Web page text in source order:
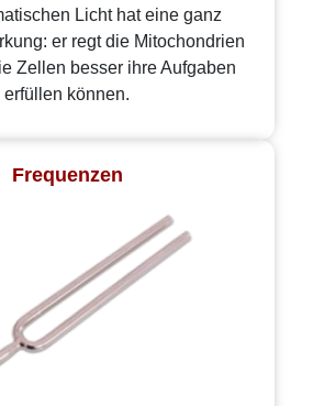
Licht hat eine ganz
er regt die Mitochondrien
Zellen besser ihre Aufgaben
erfüllen können.
Frequenzen